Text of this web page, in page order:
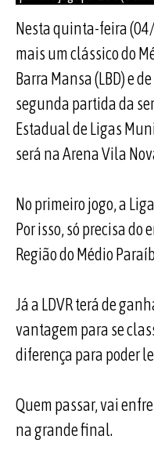
Nesta quinta-feira
mais um clássico do
Barra Mansa (LBD) e
segunda partida da
Estadual de Ligas
será na Arena Vila
No primeiro jogo, a
Por isso, só precisa
Região do Médio
Já a LDVR terá de
vantagem para se
diferença para poder
Quem passar, vai
na grande final.